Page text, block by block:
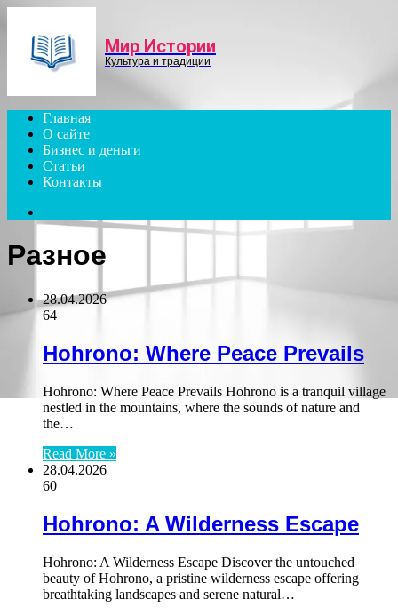
Мир Истории
Культура и традиции
Главная
О сайте
Бизнес и деньги
Статьи
Контакты
for
Разное
28.04.2026
64
Hohrono: Where Peace Prevails
Hohrono: Where Peace Prevails Hohrono is a tranquil village
nestled in the mountains, where the sounds of nature and
the…
Read More »
28.04.2026
60
Hohrono: A Wilderness Escape
Hohrono: A Wilderness Escape Discover the untouched
beauty of Hohrono, a pristine wilderness escape offering
breathtaking landscapes and serene natural…